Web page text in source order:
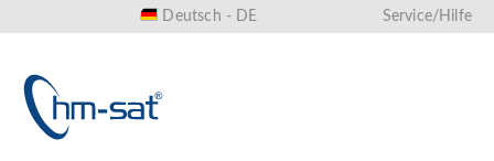
Deutsch - DE Service/Hilfe